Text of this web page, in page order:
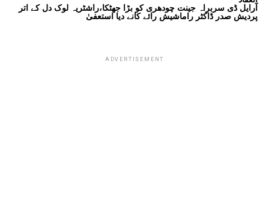
آرایل ڈی سربراہ جینت چودھری کو بڑا جھٹکا،راشٹریہ لوک دل کے اتر
پردیش صدر ڈاکٹر راماشیش رائے کانے دیا استعفیٰ
ADVERTISEMENT